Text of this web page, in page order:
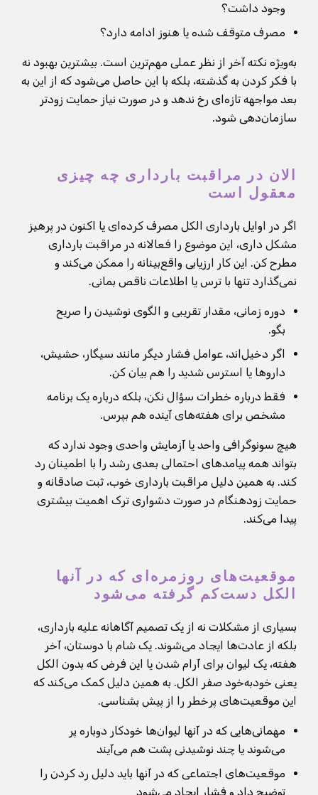
وجود داشت؟
مصرف متوقف شده یا هنوز ادامه دارد؟
به‌ویژه نکته آخر از نظر عملی مهم‌ترین است. بیشترین بهبود نه
با فکر کردن به گذشته، بلکه با این حاصل می‌شود که از این به
بعد مواجهه تازه‌ای رخ ندهد و در صورت نیاز حمایت زودتر
سازمان‌دهی شود.
الان در مراقبت بارداری چه چیزی
معقول است
اگر در اوایل بارداری الکل مصرف کرده‌ای یا اکنون در پرهیز
مشکل داری، این موضوع را فعالانه در مراقبت بارداری
مطرح کن. این کار ارزیابی واقع‌بینانه را ممکن می‌کند و
نمی‌گذارد تنها با ترس یا اطلاعات ناقص بمانی.
دوره زمانی، مقدار تقریبی و الگوی نوشیدن را صریح
بگو.
اگر دخیل‌اند، عوامل فشار دیگر مانند سیگار، حشیش،
داروها یا استرس شدید را هم بیان کن.
فقط درباره خطرات سؤال نکن، بلکه درباره یک برنامه
مشخص برای هفته‌های آینده هم بپرس.
هیچ سونوگرافی واحد یا آزمایش واحدی وجود ندارد که
بتواند همه پیامدهای احتمالی بعدی رشد را با اطمینان رد
کند. به همین دلیل مراقبت بارداری خوب، ثبت صادقانه و
حمایت زودهنگام در صورت دشواری ترک اهمیت بیشتری
پیدا می‌کند.
موقعیت‌های روزمره‌ای که در آنها
الکل دست‌کم گرفته می‌شود
بسیاری از مشکلات نه از یک تصمیم آگاهانه علیه بارداری،
بلکه از عادت‌ها ایجاد می‌شوند. یک شام با دوستان، آخر
هفته، یک لیوان برای آرام شدن یا این فرض که بدون الکل
یعنی خودبه‌خود صفر الکل. به همین دلیل کمک می‌کند که
این موقعیت‌های پرخطر را از پیش بشناسی.
مهمانی‌هایی که در آنها لیوان‌ها خودکار دوباره پر
می‌شوند یا چند نوشیدنی پشت هم می‌آیند
موقعیت‌های اجتماعی که در آنها باید دلیل رد کردن را
توضیح داد و فشار ایجاد می‌شود